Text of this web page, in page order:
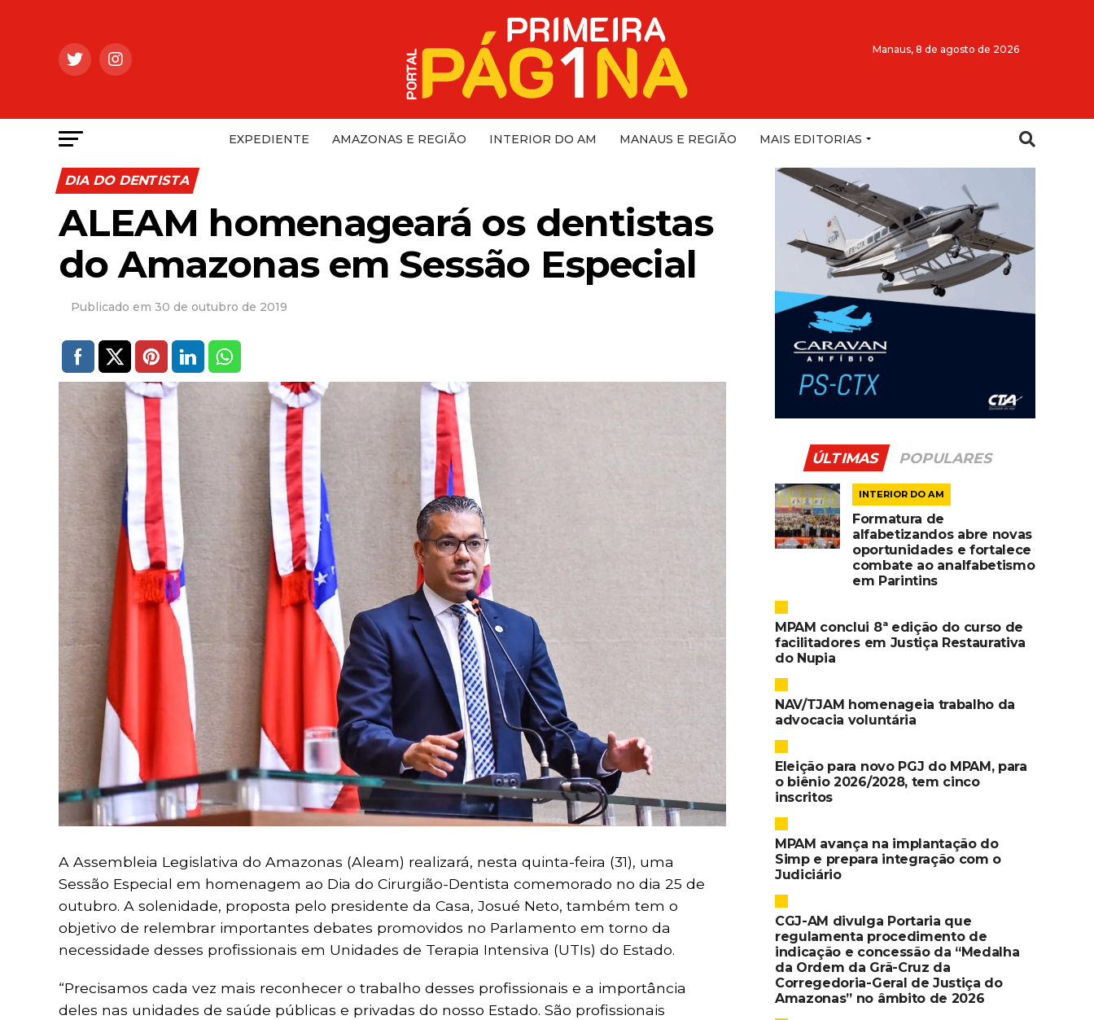
Manaus, 8 de agosto de 2026
EXPEDIENTE AMAZONAS E REGIÃO INTERIOR DO AM MANAUS E REGIÃO MAIS EDITORIAS
DIA DO DENTISTA
ALEAM homenageará os dentistas
do Amazonas em Sessão Especial
30 de outubro de 2019
A Assembleia Legislativa do Amazonas (Aleam) realizará, nesta quinta-feira (31), uma
Sessão Especial em homenagem ao Dia do Cirurgião-Dentista comemorado no dia 25 de
outubro. A solenidade, proposta pelo presidente da Casa, Josué Neto, também tem o
objetivo de relembrar importantes debates promovidos no Parlamento em torno da
necessidade desses profissionais em Unidades de Terapia Intensiva (UTIs) do Estado.
“Precisamos cada vez mais reconhecer o trabalho desses profissionais e a importância
deles nas unidades de saúde públicas e privadas do nosso Estado. São profissionais
ÚLTIMAS POPULARES
INTERIOR DO AM
Formatura de
alfabetizandos abre novas
oportunidades e fortalece
combate ao analfabetismo
em Parintins
MPAM conclui 8ª edição do curso de
facilitadores em Justiça Restaurativa
do Nupia
NAV/TJAM homenageia trabalho da
advocacia voluntária
Eleição para novo PGJ do MPAM, para
o biênio 2026/2028, tem cinco
inscritos
MPAM avança na implantação do
Simp e prepara integração com o
Judiciário
CGJ-AM divulga Portaria que
regulamenta procedimento de
indicação e concessão da “Medalha
da Ordem da Grã-Cruz da
Corregedoria-Geral de Justiça do
Amazonas” no âmbito de 2026